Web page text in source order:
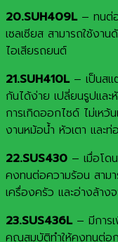
20.SUH409L– ทนต่อ
เซลเซียส สามารถใช้ง
ไอเสียรถยนต์
21.SUH410L– เป็นสแ
กันได้ง่าย เปลี่ยนรูปแล
การเกิดออกไซด์ ไม่เหว้
งานหม้อน้ำ หัวเตา และท่
22.SUS430 – เมื่อโด
คงทนต่อความร้อน สาม
เครื่องครัว และอ่างล้าง
23.SUS436L– มีการ
คุณสมบัติทำให้คงทนต่อ